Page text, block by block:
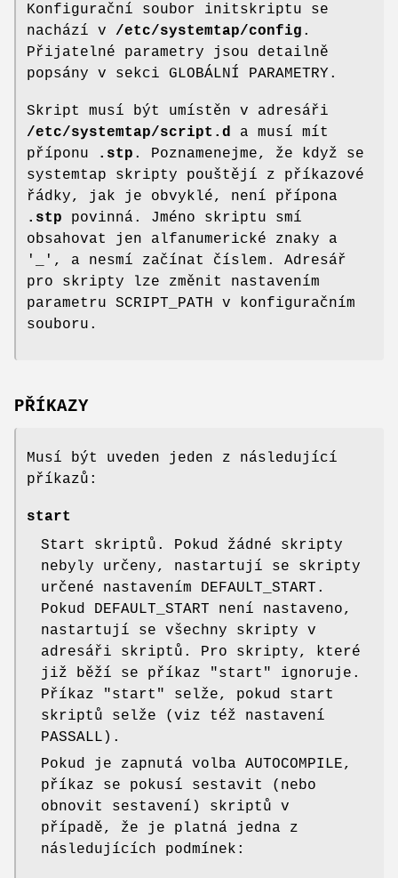
Konfigurační soubor initskriptu se
nachází v /etc/systemtap/config .
Přijatelné parametry jsou detailně
popsány v sekci GLOBÁLNÍ PARAMETRY.
Skript musí být umístěn v adresáři
/etc/systemtap/script.d
a musí mít
příponu
.stp . Poznamenejme, že když se
systemtap skripty pouštějí z příkazové
řádky, jak je obvyklé, není přípona
.stp povinná. Jméno skriptu smí
obsahovat jen alfanumerické znaky a
'_', a nesmí začínat číslem. Adresář
pro skripty lze změnit nastavením
parametru SCRIPT_PATH v konfiguračním
souboru.
PŘÍKAZY
Musí být uveden jeden z následující
příkazů:
start
Start skriptů. Pokud žádné skripty
nebyly určeny, nastartují se skripty
určené nastavením DEFAULT_START.
Pokud DEFAULT_START není nastaveno,
nastartují se všechny skripty v
adresáři skriptů. Pro skripty, které
již běží se příkaz "start" ignoruje.
Příkaz "start" selže, pokud start
skriptů selže (viz též nastavení
PASSALL).
Pokud je zapnutá volba AUTOCOMPILE,
příkaz se pokusí sestavit (nebo
obnovit sestavení) skriptů v
případě, že je platná jedna z
následujících podmínek: